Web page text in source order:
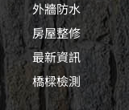
外牆防水
房屋整修
最新資訊
橋樑檢測